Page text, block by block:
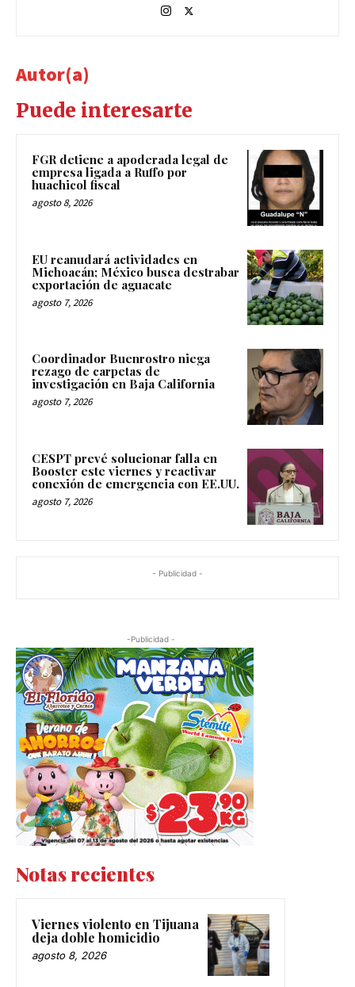
Autor(a)
Puede interesarte
FGR detiene a apoderada legal de
empresa ligada a Ruffo por
huachicol fiscal
agosto 8, 2026
EU reanudará actividades en
Michoacán; México busca destrabar
exportación de aguacate
agosto 7, 2026
Coordinador Buenrostro niega
rezago de carpetas de
investigación en Baja California
agosto 7, 2026
CESPT prevé solucionar falla en
Booster este viernes y reactivar
conexión de emergencia con EE.UU.
agosto 7, 2026
- Publicidad -
-Publicidad -
Notas recientes
Viernes violento en Tijuana
deja doble homicidio
agosto 8, 2026